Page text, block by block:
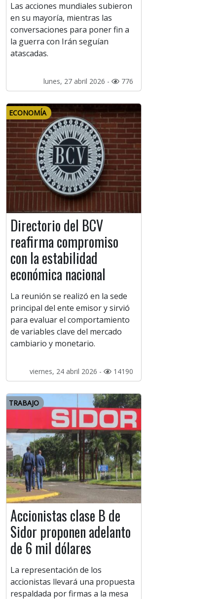
Las acciones mundiales subieron
en su mayoría, mientras las
conversaciones para poner fin a
la guerra con Irán seguían
atascadas.
lunes, 27 abril 2026 - 776
ECONOMÍA
Directorio del BCV
reafirma compromiso
con la estabilidad
económica nacional
La reunión se realizó en la sede
principal del ente emisor y sirvió
para evaluar el comportamiento
de variables clave del mercado
cambiario y monetario.
viernes, 24 abril 2026 - 14190
TRABAJO
Accionistas clase B de
Sidor proponen adelanto
de 6 mil dólares
La representación de los
accionistas llevará una propuesta
respaldada por firmas a la mesa